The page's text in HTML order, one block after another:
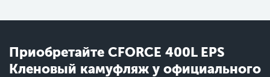
Приобретайте CFORCE 400L EPS
Кленовый камуфляж у официального